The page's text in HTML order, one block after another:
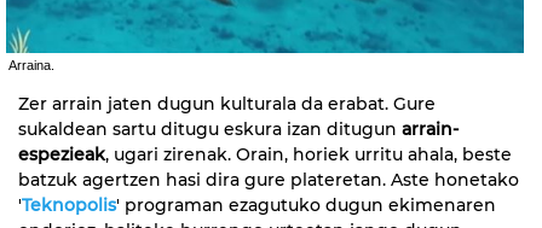
Arraina.
Zer arrain jaten dugun kulturala da erabat. Gure
sukaldean sartu ditugu eskura izan ditugun arrain-
espezieak, ugari zirenak. Orain, horiek urritu ahala, beste
batzuk agertzen hasi dira gure plateretan. Aste honetako
'Teknopolis' programan ezagutuko dugun ekimenaren